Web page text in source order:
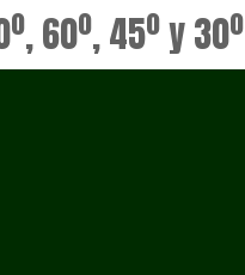
60º, 45º y 30º